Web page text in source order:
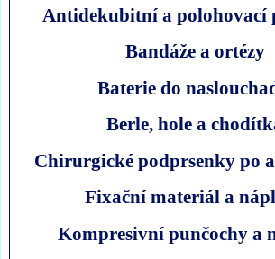
Antidekubitní a polohovací
Bandáže a ortézy
Baterie do
Berle, hole a
Chirurgické podprsenky po
Fixační materiál a
Kompresivní punčochy a